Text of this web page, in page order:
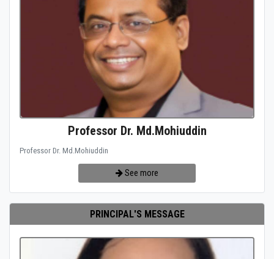
Professor Dr. Md.Mohiuddin
Professor Dr. Md.Mohiuddin
See more
PRINCIPAL'S MESSAGE